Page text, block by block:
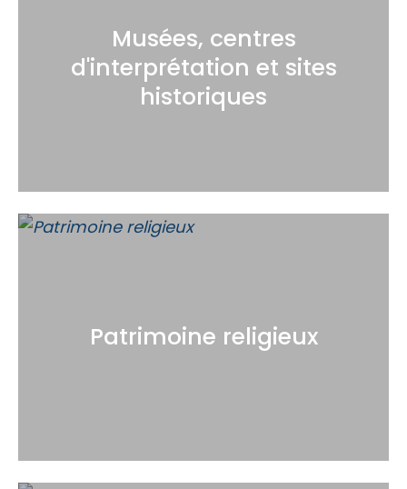
Musées, centres
d'interprétation et sites
historiques
Patrimoine religieux